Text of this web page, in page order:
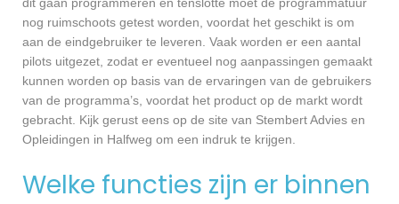
nog ruimschoots getest worden, voordat het geschikt is om
aan de eindgebruiker te leveren. Vaak worden er een aantal
pilots uitgezet, zodat er eventueel nog aanpassingen gemaakt
kunnen worden op basis van de ervaringen van de gebruikers
van de programma’s, voordat het product op de markt wordt
gebracht. Kijk gerust eens op de site van Stembert Advies en
Opleidingen in Halfweg om een indruk te krijgen.
Welke functies zijn er binnen